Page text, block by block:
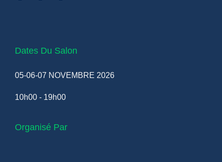
Dates Du Salon
05-06-07 NOVEMBRE 2026
10h00 - 19h00
Organisé Par